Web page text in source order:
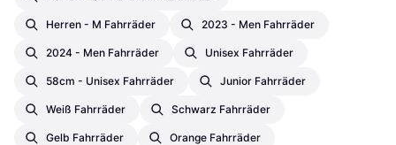
Herren - M Fahrräder 2023 - Men Fahrräder
2024 - Men Fahrräder Unisex Fahrräder
58cm - Unisex Fahrräder Junior Fahrräder
Weiß Fahrräder Schwarz Fahrräder
Gelb Fahrräder Orange Fahrräder